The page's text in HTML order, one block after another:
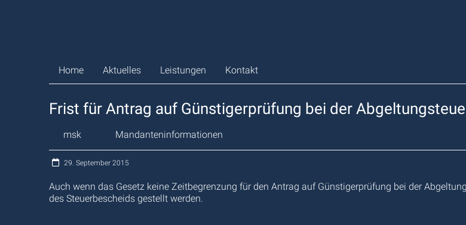
Home Aktuelles Leistungen Kontakt
Frist für Antrag auf Günstigerprüfung bei der
msk Mandanteninformationen
29. September 2015
Auch wenn das Gesetz keine Zeitbegrenzung für den Antrag auf Günstigerprüfung bei der
des Steuerbescheids gestellt werden.